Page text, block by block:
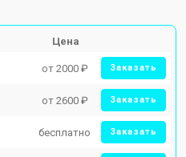
Цена
от 2000 ₽ Заказать
от 2600 ₽ Заказать
бесплатно Заказать